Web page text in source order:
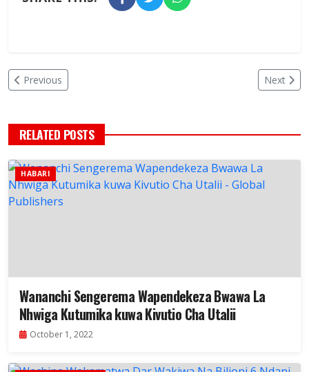
Previous Next
RELATED POSTS
HABARI
Wananchi Sengerema Wapendekeza Bwawa La
Nhwiga Kutumika kuwa Kivutio Cha Utalii
October 1, 2022